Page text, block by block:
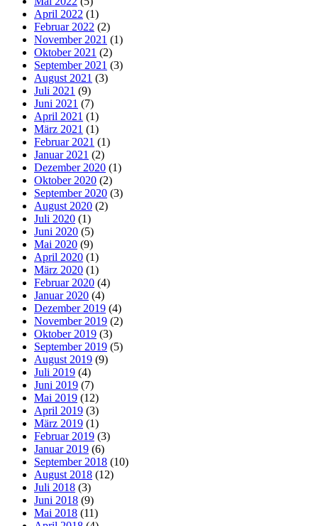
April 2022 (1)
Februar 2022 (2)
November 2021 (1)
Oktober 2021 (2)
September 2021 (3)
August 2021 (3)
Juli 2021 (9)
Juni 2021 (7)
April 2021 (1)
März 2021 (1)
Februar 2021 (1)
Januar 2021 (2)
Dezember 2020 (1)
Oktober 2020 (2)
September 2020 (3)
August 2020 (2)
Juli 2020 (1)
Juni 2020 (5)
Mai 2020 (9)
April 2020 (1)
März 2020 (1)
Februar 2020 (4)
Januar 2020 (4)
Dezember 2019 (4)
November 2019 (2)
Oktober 2019 (3)
September 2019 (5)
August 2019 (9)
Juli 2019 (4)
Juni 2019 (7)
Mai 2019 (12)
April 2019 (3)
März 2019 (1)
Februar 2019 (3)
Januar 2019 (6)
September 2018 (10)
August 2018 (12)
Juli 2018 (3)
Juni 2018 (9)
Mai 2018 (11)